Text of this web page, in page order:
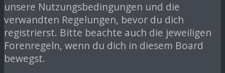
unsere Nutzungsbedingungen und die
verwandten Regelungen, bevor du dich
registrierst. Bitte beachte auch die jeweiligen
Forenregeln, wenn du dich in diesem Board
bewegst.